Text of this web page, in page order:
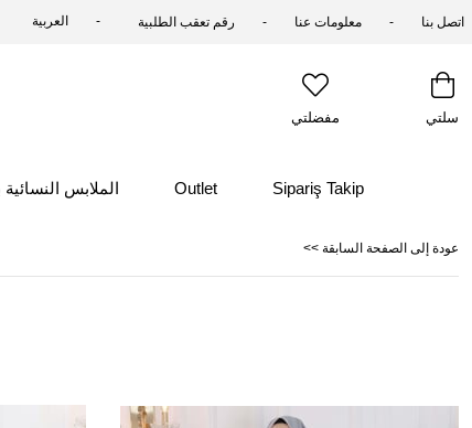
رقم تعقب الطلبية معلومات عنا اتصل بنا العربية
سلتي مفضلتي
الملابس النسائية Outlet Sipariş Takip
<< عودة إلى الصفحة السابقة